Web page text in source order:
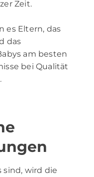
Zeit.
es Eltern, das
das
am besten
bei Qualität
sind, wird die